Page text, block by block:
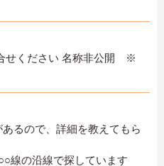
せください 名称非公開 ※
あるので、詳細を教えてもら
線の沿線で探しています